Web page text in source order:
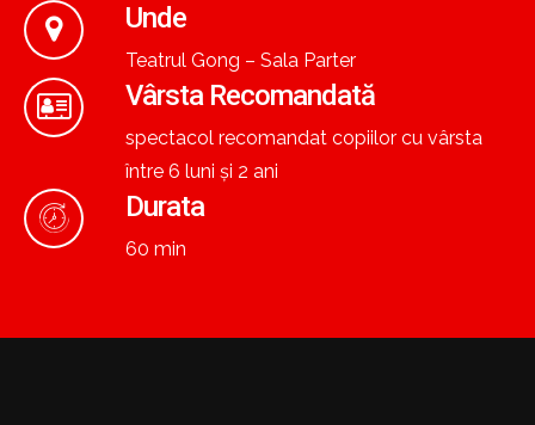
Unde
Teatrul Gong – Sala Parter
Vârsta Recomandată
spectacol recomandat copiilor cu vârsta
între 6 luni și 2 ani
Durata
60 min